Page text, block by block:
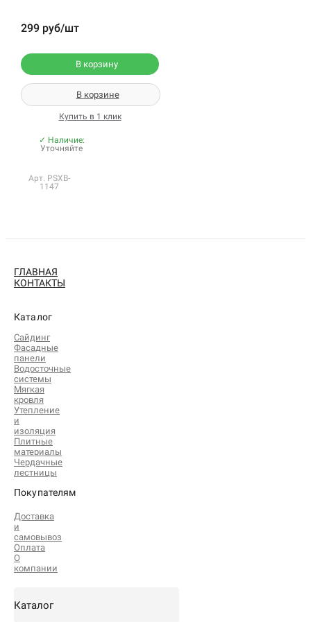
299 руб/шт
В корзину
В корзине
Купить в 1 клик
✓ Наличие:
Уточняйте
Арт. PSXB-
1147
ГЛАВНАЯ
КОНТАКТЫ
Каталог
Сайдинг
Фасадные
панели
Водосточные
системы
Мягкая
кровля
Утепление
и
изоляция
Плитные
материалы
Чердачные
лестницы
Покупателям
Доставка
и
самовывоз
Оплата
О
компании
Каталог